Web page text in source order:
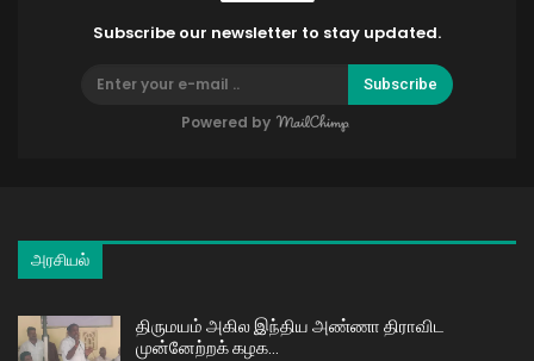
Subscribe our newsletter to stay updated.
Subscribe
Powered by
அரசியல்
திருமயம் அகில இந்திய அண்ணா திராவிட
முன்னேற்றக் கழக…